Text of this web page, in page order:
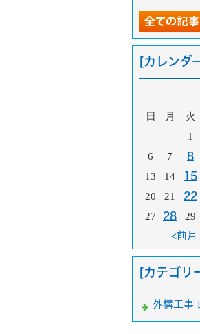
[カレンダ
日 月 火
1
6
7 8
13 14 15
20
21 22
27 28 29
<前月
[カテゴリ
外構工事